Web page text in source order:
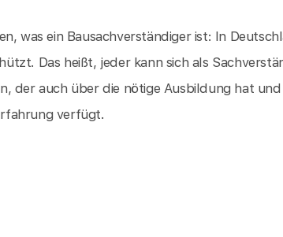
was ein Bausachverständiger ist: In
Das heißt, jeder kann sich als
der auch über die nötige Ausbildung hat
verfügt.